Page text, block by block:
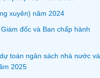
xuyên) năm 2024
đốc và Ban chấp hành
toán ngân sách nhà nước và
2025